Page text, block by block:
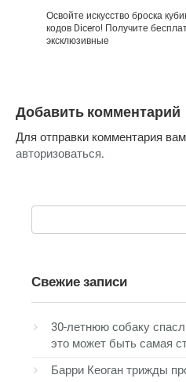
Освойте искусство броска
кодов Dicero! Получите
эксклюзивные
Добавить комментарий
Для отправки комментария
авторизоваться.
Поиск:
Свежие записи
30-летнюю собаку
это может быть самая
Барри Кеоган трижды